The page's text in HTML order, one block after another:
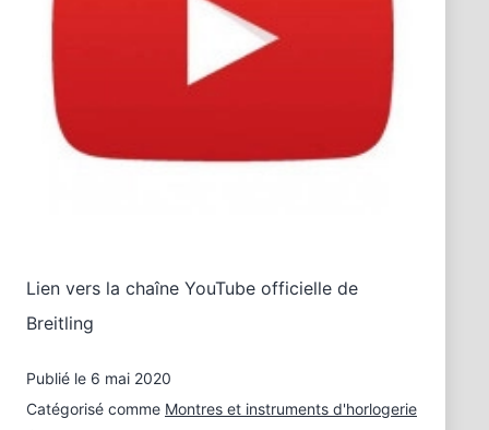
Lien vers la chaîne YouTube officielle de
Breitling
Publié le 6 mai 2020
Catégorisé comme Montres et instruments d'horlogerie